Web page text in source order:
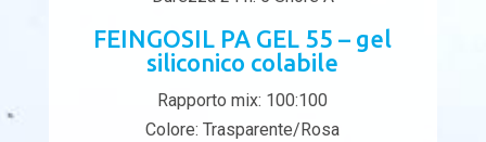
FEINGOSIL PA GEL 55 – gel
siliconico colabile
Rapporto mix: 100:100
Colore: Trasparente/Rosa